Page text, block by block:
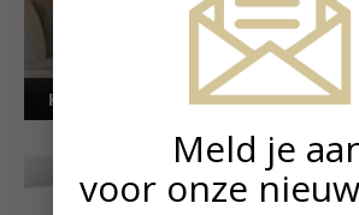
Kunstuitleen voor particulieren
Meld je
voor onze